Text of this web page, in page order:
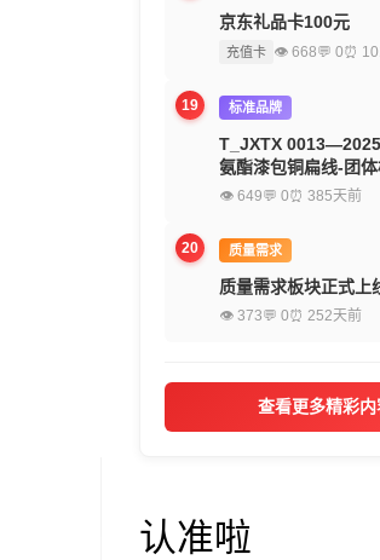
京东礼品卡100元
充值卡 👁 668💬 0⏰
19 标准品牌
T_JXTX
氨酯漆包铜扁线-团
👁 649💬 0⏰ 385天前
20 质量需求
质量需求板块正式上
👁 373💬 0⏰ 252天前
查看更多精彩
认准啦